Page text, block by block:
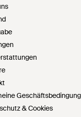
& Cookies